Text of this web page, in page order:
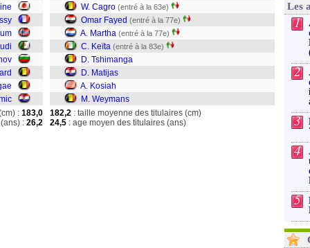
W. Cagro (entré à la 63e)
Omar Fayed (entré à la 77e)
A. Martha (entré à la 77e)
C. Keïta (entré à la 83e)
D. Tshimanga
D. Matijas
A. Kosiah
M. Weymans
: 183,0
: 26,2
182,2 : taille moyenne des titulaires (cm)
24,5 : age moyen des titulaires (ans)
Les
1
2
3
4
5